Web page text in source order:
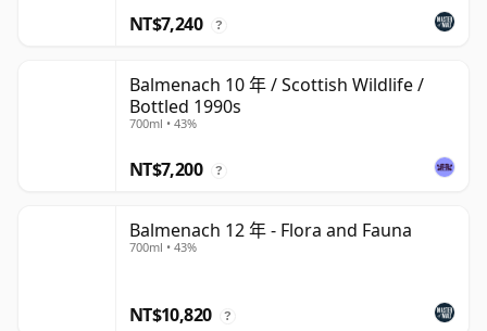
NT$7,240 ?
Balmenach 10 年 / Scottish Wildlife /
Bottled 1990s
700ml • 43%
NT$7,200 ?
Balmenach 12 年 - Flora and Fauna
700ml • 43%
NT$10,820 ?